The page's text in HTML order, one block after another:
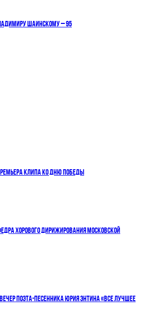
ШАИНСКОМУ – 95
КЛИПА КО ДНЮ ПОБЕДЫ
ХОРОВОГО ДИРИЖИРОВАНИЯ МОСКОВСКОЙ
ПОЭТА-ПЕСЕННИКА ЮРИЯ ЭНТИНА «ВСЕ ЛУЧШЕЕ